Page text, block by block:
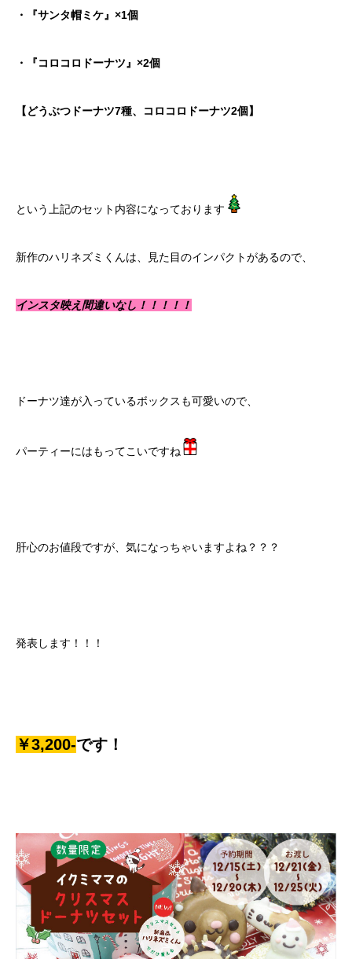
・『サンタ帽ミケ』×1個
・『コロコロドーナツ』×2個
【どうぶつドーナツ7種、コロコロドーナツ2個】
という上記のセット内容になっております
新作のハリネズミくんは、見た目のインパクトがあるので、
インスタ映え間違いなし！！！！！
ドーナツ達が入っているボックスも可愛いので、
パーティーにはもってこいですね
肝心のお値段ですが、気になっちゃいますよね？？？
発表します！！！
￥3,200-です！